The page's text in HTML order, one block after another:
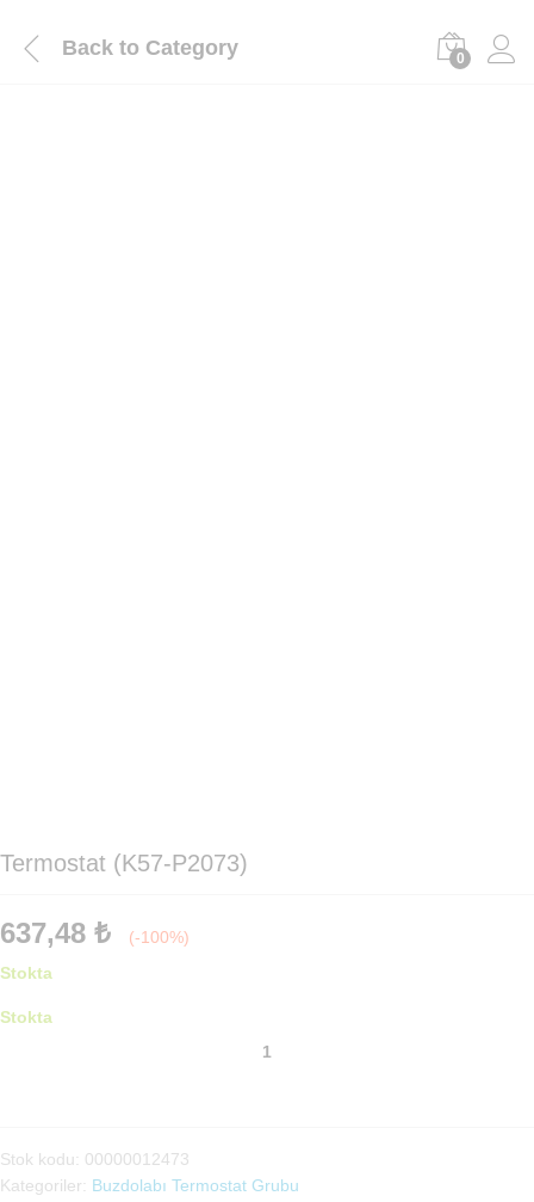
Back to Category 0
Termostat (K57-P2073)
637,48 ₺
(-100%)
Stokta
Stokta
Stok kodu: 00000012473
Kategoriler: Buzdolabı Termostat Grubu